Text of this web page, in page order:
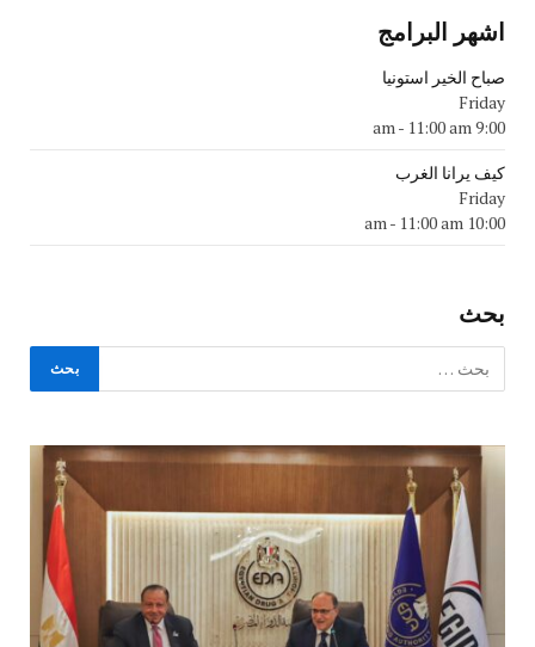
اشهر البرامج
صباح الخير استونيا
Friday
9:00 am
- 11:00 am
كيف يرانا الغرب
Friday
10:00 am
- 11:00 am
بحث